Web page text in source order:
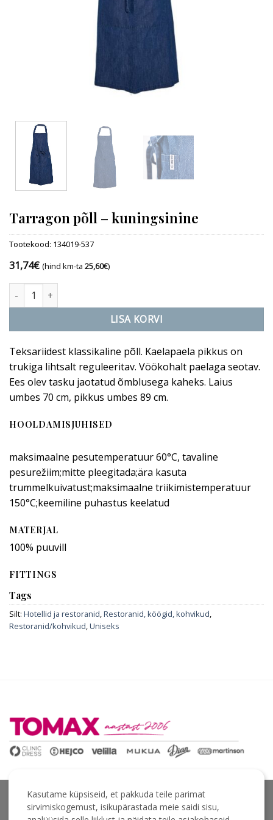
Tarragon põll – kuningsinine
Tootekood: 134019-537
31,74€ (hind km-ta 25,60€)
Tarragon põll - kuningsinine kogus
LISA KORVI
Teksariidest klassikaline põll. Kaelapaela pikkus on
trukiga lihtsalt reguleeritav. Vöökohalt paelaga seotav.
Ees olev tasku jaotatud õmblusega kaheks. Laius
umbes 70 cm, pikkus umbes 89 cm.
HOOLDAMISJUHISED
maksimaalne pesutemperatuur 60°C, tavaline
pesurežiim;mitte pleegitada;ära kasuta
trummelkuivatust;maksimaalne triikimistemperatuur
150°C;keemiline puhastus keelatud
MATERJAL
100% puuvill
FITTINGS
Tags
Silt: Hotellid ja restoranid,Restoranid, köögid, kohvikud,
Restoranid/kohvikud,Uniseks
Kasutame küpsiseid, et pakkuda teile parimat
sirvimiskogemust, isikupärastada meie saidi sisu,